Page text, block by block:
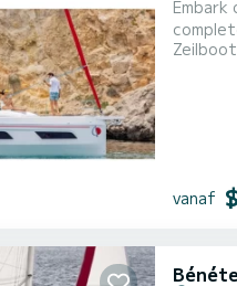
complete comfort
length
Zeilboot
vanaf